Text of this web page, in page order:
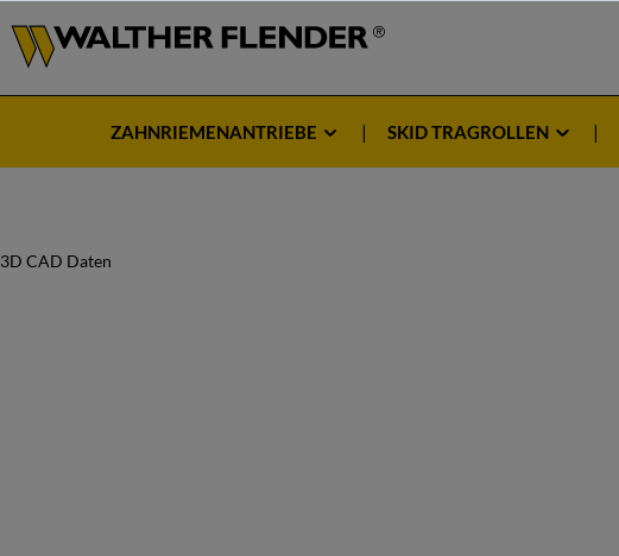
ZAHNRIEMENANTRIEBE SKID TRAGROLLEN
3D CAD Daten